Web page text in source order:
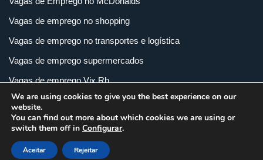
Vagas de emprego no shopping
Vagas de emprego no transportes e logística
Vagas de emprego supermercados
Vagas de emprego Vix Rh
Vagas de empregos em imobiliária
Vagas de empregos em loja
Vagas de empregos na indústria
We are using cookies to give you the best experience on our
website.
You can find out more about which cookies we are using or
switch them off in Configurar.
Aceitar Rejeitar